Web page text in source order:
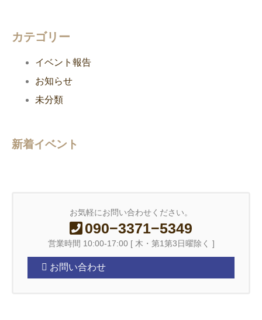
カテゴリー
イベント報告
お知らせ
未分類
新着イベント
お気軽にお問い合わせください。
090−3371−5349
営業時間 10:00-17:00 [ 木・第1第3日曜除く ]
お問い合わせ